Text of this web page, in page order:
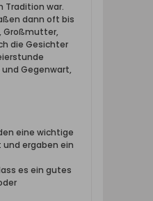
Tradition war.
dann oft bis
Großmutter,
die Gesichter
Gegenwart,
eine wichtige
ergaben ein
es ein gutes